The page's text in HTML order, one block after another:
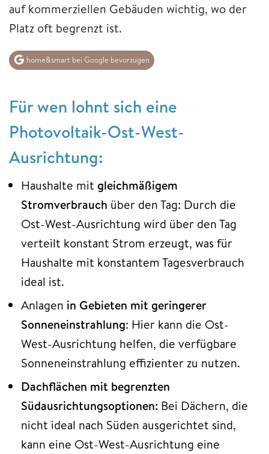
auf kommerziellen Gebäuden wichtig, wo der
Platz oft begrenzt ist.
home&smart bei Google bevorzugen
Für wen lohnt sich eine
Photovoltaik-Ost-West-
Ausrichtung:
Haushalte mit gleichmäßigem
Stromverbrauch über den Tag: Durch die
Ost-West-Ausrichtung wird über den Tag
verteilt konstant Strom erzeugt, was für
Haushalte mit konstantem Tagesverbrauch
ideal ist.
Anlagen in Gebieten mit geringerer
Sonneneinstrahlung: Hier kann die Ost-
West-Ausrichtung helfen, die verfügbare
Sonneneinstrahlung effizienter zu nutzen.
Dachflächen mit begrenzten
Südausrichtungsoptionen: Bei Dächern, die
nicht ideal nach Süden ausgerichtet sind,
kann eine Ost-West-Ausrichtung eine